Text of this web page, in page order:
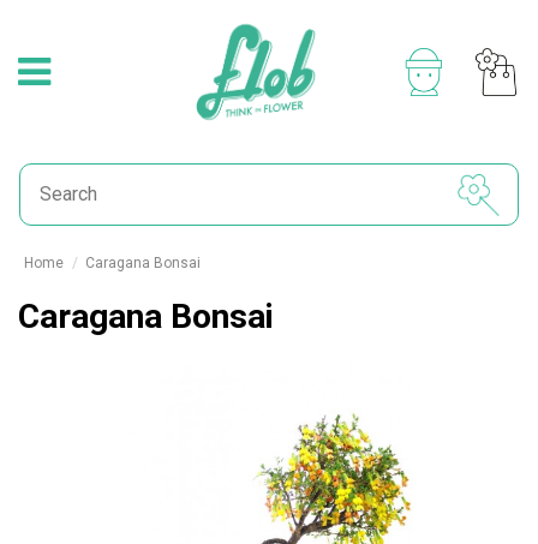
Home Caragana Bonsai
Caragana Bonsai